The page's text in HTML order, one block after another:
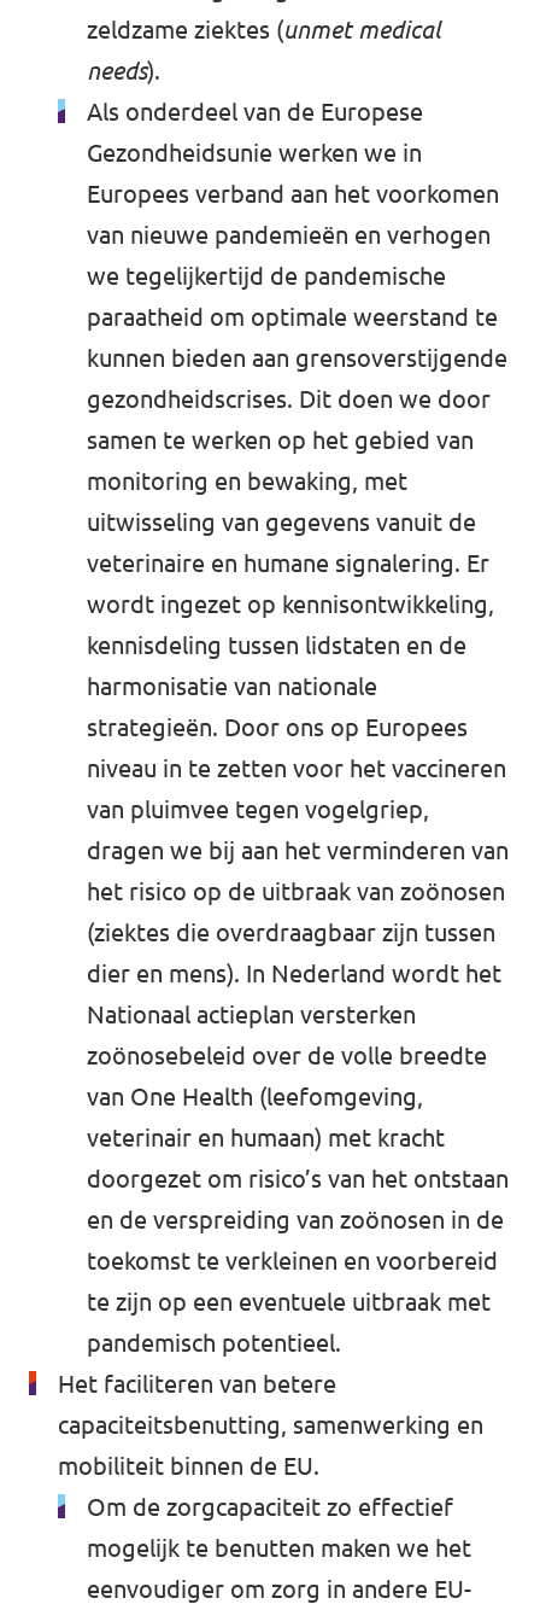
zeldzame ziektes (unmet medical
needs).
Als onderdeel van de Europese
Gezondheidsunie werken we in
Europees verband aan het voorkomen
van nieuwe pandemieën en verhogen
we tegelijkertijd de pandemische
paraatheid om optimale weerstand te
kunnen bieden aan grensoverstijgende
gezondheidscrises. Dit doen we door
samen te werken op het gebied van
monitoring en bewaking, met
uitwisseling van gegevens vanuit de
veterinaire en humane signalering. Er
wordt ingezet op kennisontwikkeling,
kennisdeling tussen lidstaten en de
harmonisatie van nationale
strategieën. Door ons op Europees
niveau in te zetten voor het vaccineren
van pluimvee tegen vogelgriep,
dragen we bij aan het verminderen van
het risico op de uitbraak van zoönosen
(ziektes die overdraagbaar zijn tussen
dier en mens). In Nederland wordt het
Nationaal actieplan versterken
zoönosebeleid over de volle breedte
van One Health (leefomgeving,
veterinair en humaan) met kracht
doorgezet om risico’s van het ontstaan
en de verspreiding van zoönosen in de
toekomst te verkleinen en voorbereid
te zijn op een eventuele uitbraak met
pandemisch potentieel.
Het faciliteren van betere
capaciteitsbenutting, samenwerking en
mobiliteit binnen de EU.
Om de zorgcapaciteit zo effectief
mogelijk te benutten maken we het
eenvoudiger om zorg in andere EU-